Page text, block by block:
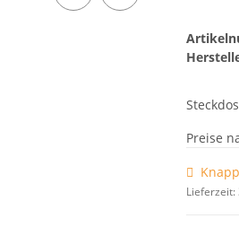
Preise
Lieferzeit: